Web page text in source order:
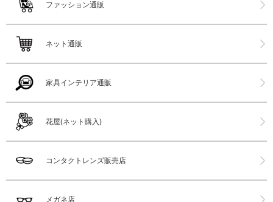
ファッション通販
ネット通販
家具インテリア通販
花屋(ネット購入)
コンタクトレンズ販売店
メガネ店